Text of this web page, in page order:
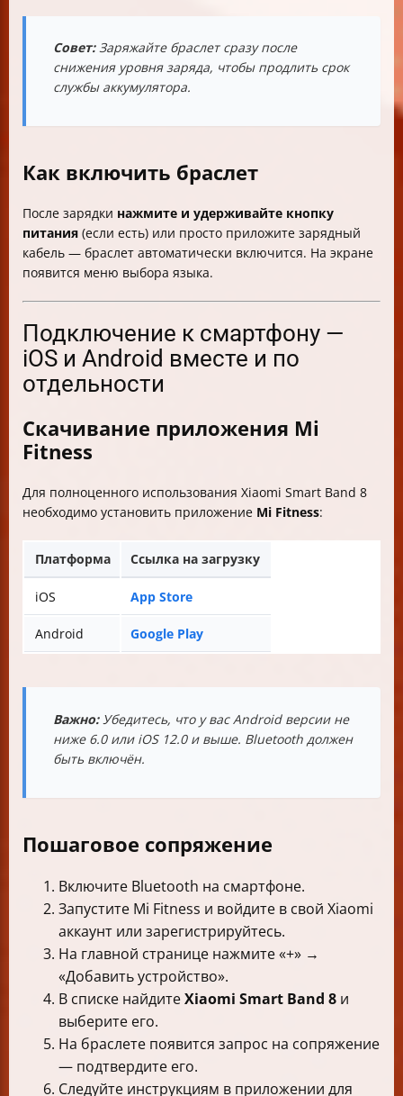
Совет:Заряжайте браслет сразу после
снижения уровня заряда, чтобы продлить срок
службы аккумулятора.
Как включить браслет
После зарядки нажмите и удерживайте кнопку
питания (если есть) или просто приложите зарядный
кабель — браслет автоматически включится. На экране
появится меню выбора языка.
Подключение к смартфону —
iOS и Android вместе и по
отдельности
Скачивание приложения Mi
Fitness
Для полноценного использования Xiaomi Smart Band 8
необходимо установить приложение Mi Fitness:
Платформа Ссылка на загрузку
iOS App Store
Android Google Play
Важно:Убедитесь, что у вас Android версии не
ниже 6.0 или iOS 12.0 и выше. Bluetooth должен
быть включён.
Пошаговое сопряжение
Включите Bluetooth на смартфоне.
Запустите Mi Fitness и войдите в свой Xiaomi
аккаунт или зарегистрируйтесь.
На главной странице нажмите «+» →
«Добавить устройство».
В списке найдитеXiaomi Smart Band 8 и
выберите его.
На браслете появится запрос на сопряжение
— подтвердите его.
Следуйте инструкциям в приложении для